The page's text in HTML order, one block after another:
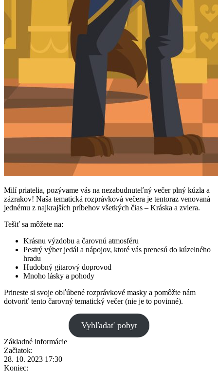
Milí priatelia, pozývame vás na nezabudnuteľný večer plný kúzla a
zázrakov! Naša tematická rozprávková večera je tentoraz venovaná
jednému z najkrajších príbehov všetkých čias – Kráska a zviera.
Tešiť sa môžete na:
Krásnu výzdobu a čarovnú atmosféru
Pestrý výber jedál a nápojov, ktoré vás prenesú do kúzelného
hradu
Hudobný gitarový doprovod
Mnoho lásky a pohody
Prineste si svoje obľúbené rozprávkové masky a pomôžte nám
dotvoriť tento čarovný tematický večer (nie je to povinné).
Vyhľadať pobyt
Základné informácie
Začiatok:
28. 10. 2023 17:30
Koniec: